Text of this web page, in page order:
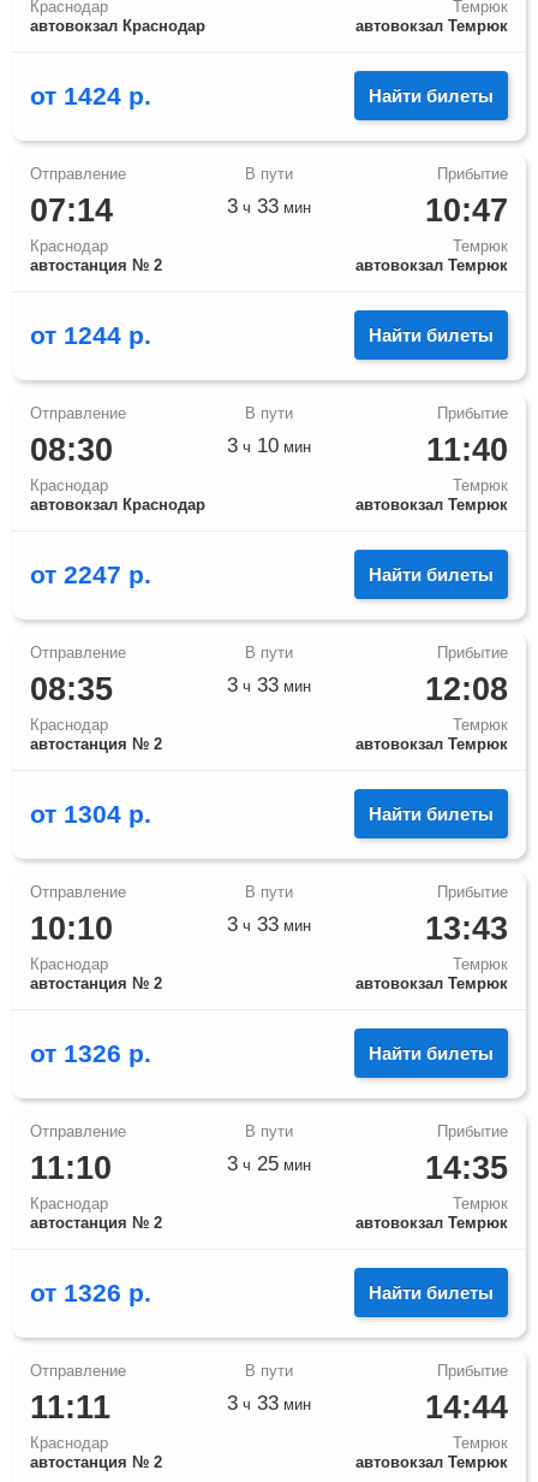
Краснодар
автовокзал Краснодар
Темрюк
автовокзал Темрюк
от 1424 р. Найти билеты
07:14
Краснодар
автостанция № 2
10:47
Темрюк
автовокзал Темрюк
3 ч 33 мин
от 1244 р. Найти билеты
08:30
Краснодар
автовокзал Краснодар
11:40
Темрюк
автовокзал Темрюк
3 ч 10 мин
от 2247 р. Найти билеты
08:35
Краснодар
автостанция № 2
12:08
Темрюк
автовокзал Темрюк
3 ч 33 мин
от 1304 р. Найти билеты
10:10
Краснодар
автостанция № 2
13:43
Темрюк
автовокзал Темрюк
3 ч 33 мин
от 1326 р. Найти билеты
11:10
Краснодар
автостанция № 2
14:35
Темрюк
автовокзал Темрюк
3 ч 25 мин
от 1326 р. Найти билеты
11:11
Краснодар
автостанция № 2
14:44
Темрюк
автовокзал Темрюк
3 ч 33 мин